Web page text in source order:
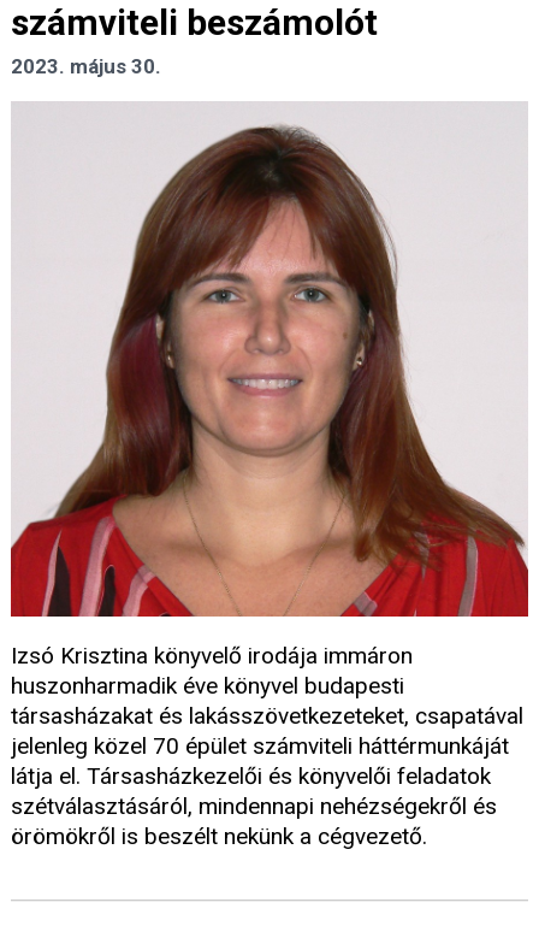
számviteli beszámolót
2023. május 30.
Izsó Krisztina könyvelő irodája immáron
huszonharmadik éve könyvel budapesti
társasházakat és lakásszövetkezeteket, csapatával
jelenleg közel 70 épület számviteli háttérmunkáját
látja el. Társasházkezelői és könyvelői feladatok
szétválasztásáról, mindennapi nehézségekről és
örömökről is beszélt nekünk a cégvezető.